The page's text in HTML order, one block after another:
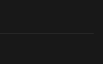
綁架，原來白蛇幫